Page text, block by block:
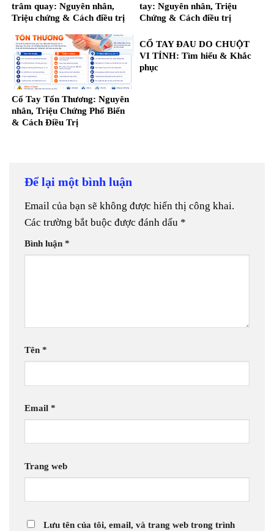
trâm quay: Nguyên nhân,
Triệu chứng & Cách điều trị
tay: Nguyên nhân, Triệu
Chứng & Cách điều trị
Cổ Tay Tổn Thương: Nguyên
nhân, Triệu Chứng Phổ Biến
& Cách Điều Trị
CỔ TAY ĐAU DO CHUỘT
VI TÍNH: Tìm hiểu & Khắc
phục
Để lại một bình luận
Email của bạn sẽ không được hiển thị công khai.
Các trường bắt buộc được đánh dấu *
Bình luận *
Tên *
Email *
Trang web
Lưu tên của tôi, email, và trang web trong trình